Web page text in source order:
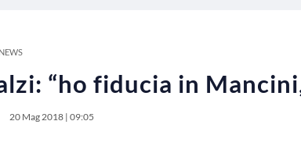
NEWS
“ho fiducia in
20 Mag 2018 | 09:05